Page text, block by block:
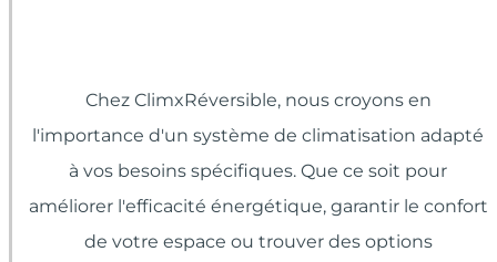
Chez ClimxRéversible, nous croyons en
l'importance d'un système de climatisation adapté
à vos besoins spécifiques. Que ce soit pour
améliorer l'efficacité énergétique, garantir le confort
de votre espace ou trouver des options